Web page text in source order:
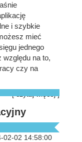
i szybkie
mieć
jednego
względu na to,
czy na
02-02 14:58:00